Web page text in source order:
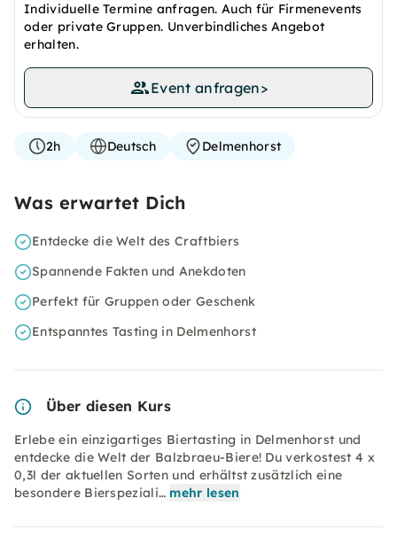
Individuelle Termine anfragen. Auch für Firmenevents
oder private Gruppen. Unverbindliches Angebot
erhalten.
Event anfragen>
2h Deutsch Delmenhorst
Was erwartet Dich
Entdecke die Welt des Craftbiers
Spannende Fakten und Anekdoten
Perfekt für Gruppen oder Geschenk
Entspanntes Tasting in Delmenhorst
Über diesen Kurs
Erlebe ein einzigartiges Biertasting in Delmenhorst und
entdecke die Welt der Balzbraeu-Biere! Du verkostest 4 x
0,3l der aktuellen Sorten und erhältst zusätzlich eine
besondere Bierspeziali… mehr lesen